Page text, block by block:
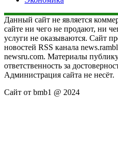
Данный сайт не является
сайте ни чего не продают, ни
услуги не оказываются. Сайт
новостей RSS канала
newsru.com. Материалы
ответственность за
Администрация сайта не несёт.
Сайт от bmb1 @ 2024